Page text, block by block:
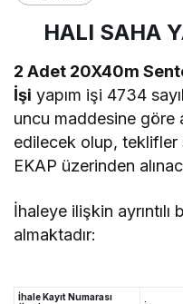
HALI SAHA
2 Adet 20X40m
İşi yapım işi 4734
uncu maddesine göre
edilecek olup,
EKAP üzerinden
İhaleye ilişkin ayrıntılı
almaktadır:
İhale Kayıt Numarası